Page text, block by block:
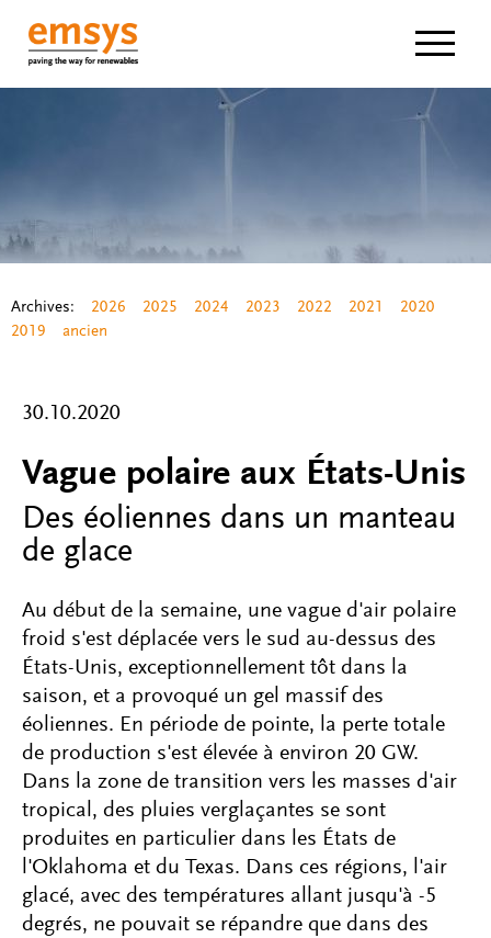
Archives: 2026 2025 2024 2023 2022 2021
2020
2019
ancien
30.10.2020
Vague polaire aux États-Unis
Des éoliennes dans un manteau
de glace
Au début de la semaine, une vague d'air polaire
froid s'est déplacée vers le sud au-dessus des
États-Unis, exceptionnellement tôt dans la
saison, et a provoqué un gel massif des
éoliennes. En période de pointe, la perte totale
de production s'est élevée à environ 20 GW.
Dans la zone de transition vers les masses d'air
tropical, des pluies verglaçantes se sont
produites en particulier dans les États de
l'Oklahoma et du Texas. Dans ces régions, l'air
glacé, avec des températures allant jusqu'à -5
degrés, ne pouvait se répandre que dans des